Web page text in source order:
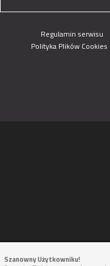
Regulamin serwisu
Polityka Plików Cookies
Szanowny Użytkowniku!